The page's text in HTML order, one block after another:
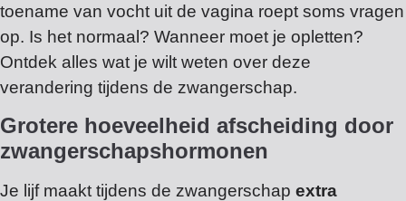
toename van vocht uit de vagina roept soms vragen
op. Is het normaal? Wanneer moet je opletten?
Ontdek alles wat je wilt weten over deze
verandering tijdens de zwangerschap.
Grotere hoeveelheid afscheiding door
zwangerschapshormonen
Je lijf maakt tijdens de zwangerschap extra